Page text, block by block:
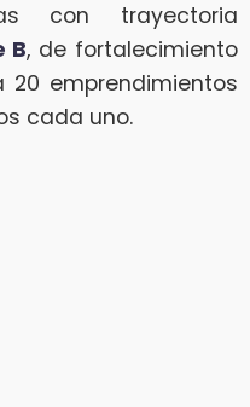
con trayectoria
B, de fortalecimiento
emprendimientos
cada uno.